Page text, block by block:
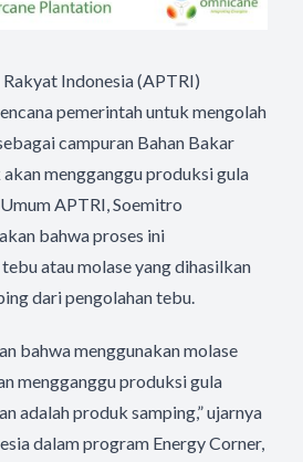
Indonesia (APTRI)
pemerintah untuk mengolah
campuran Bahan Bakar
mengganggu produksi gula
APTRI, Soemitro
bahwa proses ini
atau molase yang dihasilkan
dari pengolahan tebu.
bahwa menggunakan molase
mengganggu produksi gula
adalah produk samping,” ujarnya
dalam program Energy Corner,